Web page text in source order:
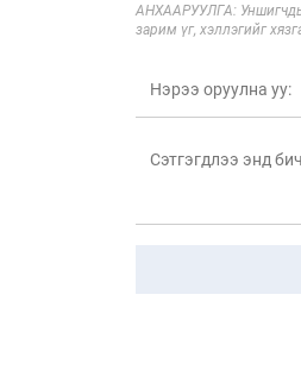
АНХААРУУЛГА:
зарим үг, хэллэгийг